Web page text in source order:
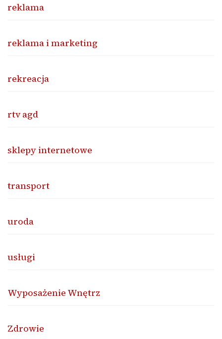
reklama
reklama i marketing
rekreacja
rtv agd
sklepy internetowe
transport
uroda
usługi
Wyposażenie Wnętrz
Zdrowie